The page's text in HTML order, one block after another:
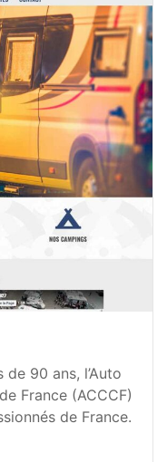
90 ans, l’Auto
France (ACCCF)
de France.